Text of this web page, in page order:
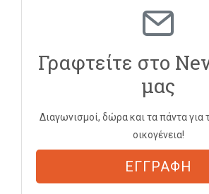
Γραφτείτε στο
μας
Διαγωνισμοί, δώρα και τα πάντα για
οικογένεια!
ΕΓΓΡΑΦΗ